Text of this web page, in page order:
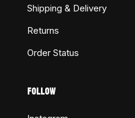
Shipping & Delivery
Returns
Order Status
FOLLOW